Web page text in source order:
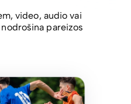
video, audio vai
pareizos